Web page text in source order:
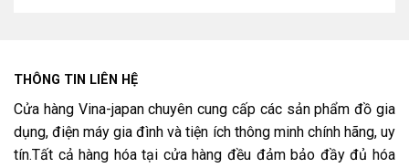
THÔNG TIN LIÊN HỆ
Cửa hàng Vina-japan chuyên cung cấp các sản phẩm đồ gia
dụng, điện máy gia đình và tiện ích thông minh chính hãng, uy
tín.Tất cả hàng hóa tại cửa hàng đều đảm bảo đầy đủ hóa